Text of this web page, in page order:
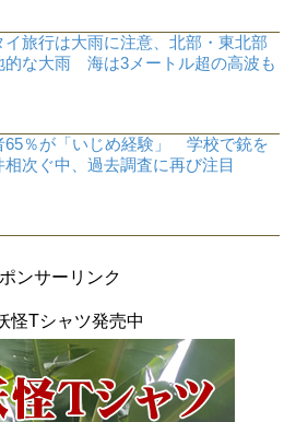
イ旅行は大雨に注意、北部・東北部
的な大雨 海は3メートル超の高波も
65％が「いじめ経験」 学校で銃を
次ぐ中、過去調査に再び注目
ンサーリンク
怪Tシャツ発売中